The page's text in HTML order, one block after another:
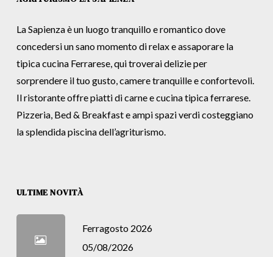
La Sapienza è un luogo tranquillo e romantico dove
concedersi un sano momento di relax e assaporare la
tipica cucina Ferrarese, qui troverai delizie per
sorprendere il tuo gusto, camere tranquille e confortevoli.
Il ristorante offre piatti di carne e cucina tipica ferrarese.
Pizzeria, Bed & Breakfast e ampi spazi verdi costeggiano
la splendida piscina dell’agriturismo.
ULTIME NOVITÀ
Ferragosto 2026
05/08/2026